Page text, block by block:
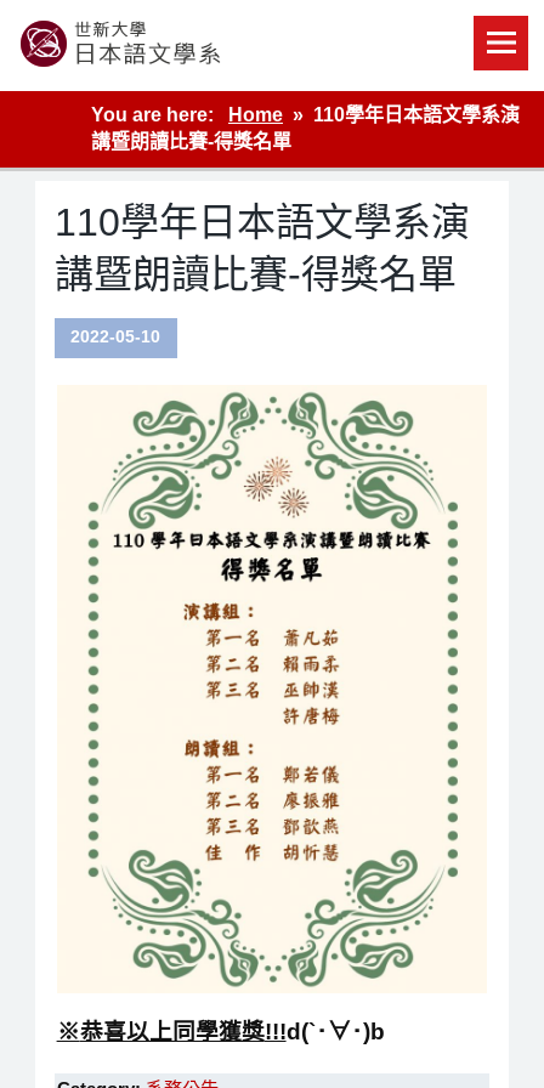
content
世新大學教學單位的網站
You are here:
Home
110學年日本語文學系演
講暨朗讀比賽-得獎名單
110學年日本語文學系演
講暨朗讀比賽-得獎名單
2022-05-10
※恭喜以上同學獲獎!!!d(`･∀･)b